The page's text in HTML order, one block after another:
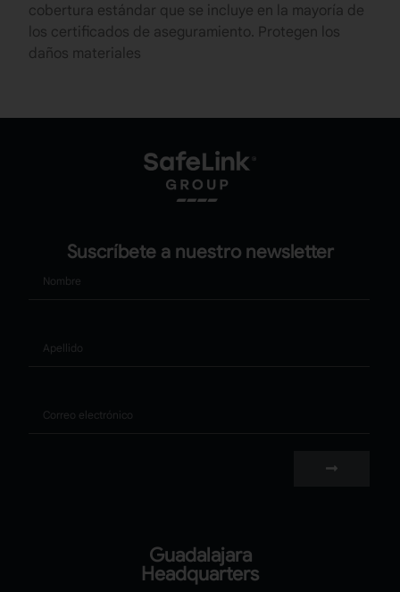
cobertura estándar que se incluye en la mayoría de
los certificados de aseguramiento. Protegen los
daños materiales
Suscríbete a nuestro newsletter
Nombre
Guadalajara
Headquarters